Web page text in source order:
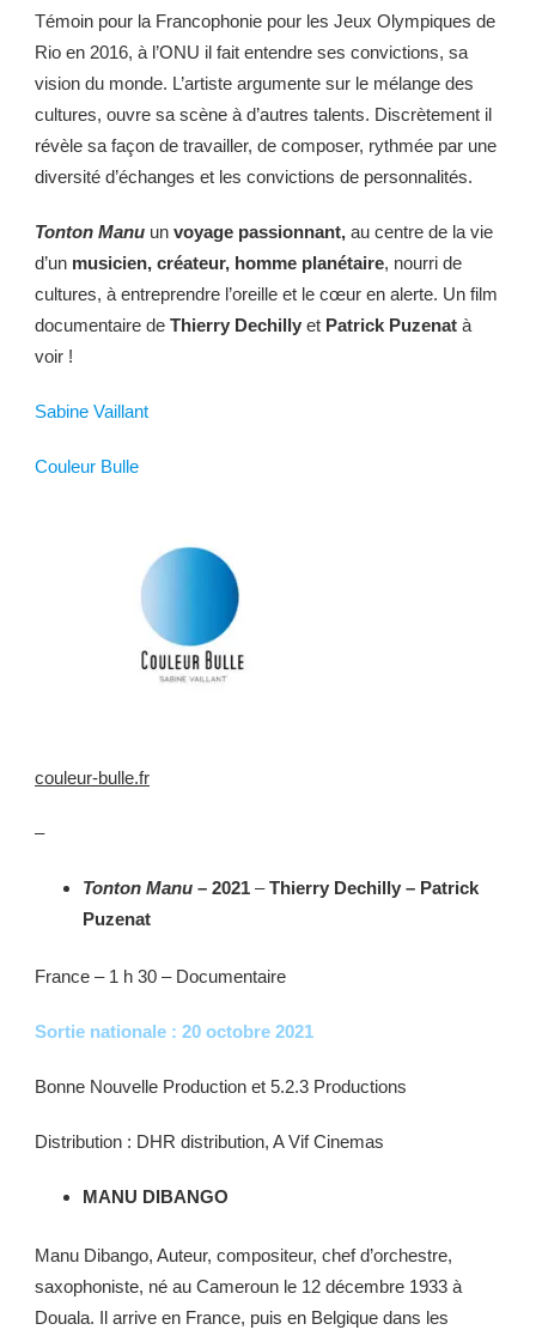
Témoin pour la Francophonie pour les Jeux Olympiques de
Rio en 2016, à l’ONU il fait entendre ses convictions, sa
vision du monde. L’artiste argumente sur le mélange des
cultures, ouvre sa scène à d’autres talents. Discrètement il
révèle sa façon de travailler, de composer, rythmée par une
diversité d’échanges et les convictions de personnalités.
Tonton Manu un voyage passionnant, au centre de la vie
d’un musicien, créateur, homme planétaire, nourri de
cultures, à entreprendre l’oreille et le cœur en alerte. Un film
documentaire de Thierry Dechilly et Patrick Puzenat à
voir !
Sabine Vaillant
Couleur Bulle
couleur-bulle.fr
–
Tonton Manu – 2021 –Thierry Dechilly – Patrick
Puzenat
France – 1 h 30 – Documentaire
Sortie nationale : 20 octobre 2021
Bonne Nouvelle Production et 5.2.3 Productions
Distribution : DHR distribution, A Vif Cinemas
MANU DIBANGO
Manu Dibango, Auteur, compositeur, chef d’orchestre,
saxophoniste, né au Cameroun le 12 décembre 1933 à
Douala. Il arrive en France, puis en Belgique dans les